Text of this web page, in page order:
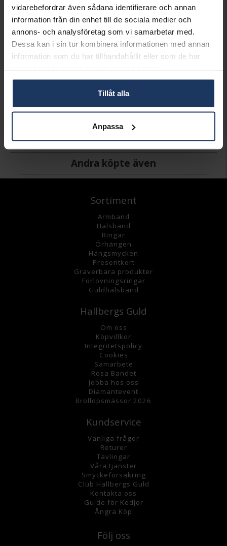
vidarebefordrar även sådana identifierare och annan
information från din enhet till de sociala medier och
annons- och analysföretag som vi samarbetar med.
Dessa kan i sin tur kombinera informationen med annan
information som du har tillhandahållit eller som de har
Tillåt alla
Anpassa
Matchande produkter och andra varianter
AB GENSE
AB GENSE
3 999:-
Andra köpte även
Sortiment
Armband
Halsband
Ringar
Örhängen
Hängsmycken
Presentkort
Graverbara produkter
Förlovningsringar
Guldhalsband
Hallbergs Guld
Om oss
Köpvillkor
Integritetspolicy
Cookies
Samarbete
Rosa Bandet
Jobba hos oss
Diamantevent
Bröllopsmässor 2026
Kundservice
Vanliga frågor
Returer
Tävlingar
Våra tjänster
Smyckeförsäkring
Club Hallbergs Guld
Kontakta oss
Guide för Kedjor
Ångra Köp
Följ oss